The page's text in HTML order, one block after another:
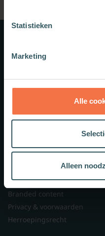
Statistieken
Marketing
Alle
Alleen
Nieuwsbrieven
Veelgestelde vragen
Contact
Branded content
Privacy & voorwaarden
Herroepingsrecht